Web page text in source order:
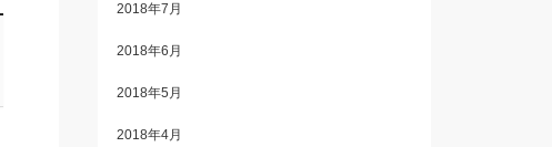
2018年7月
2018年6月
2018年5月
2018年4月